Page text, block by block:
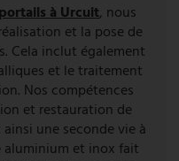
à Urcuit, nous
et la pose de
Cela inclut également
et le traitement
Nos compétences
et restauration de
une seconde vie à
aluminium et inox fait